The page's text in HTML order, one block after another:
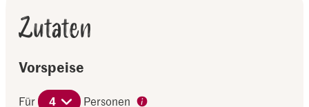
Zutaten
Vorspeise
Für 4
Personen